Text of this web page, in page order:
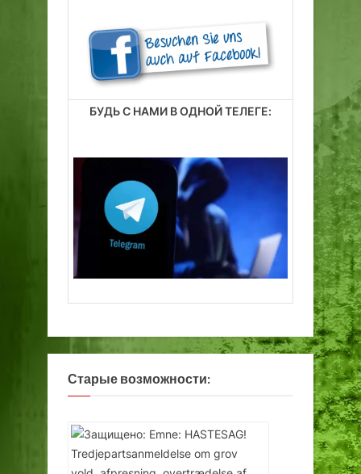
БУДЬ С НАМИ В ОДНОЙ ТЕЛЕГЕ:
Старые возможности: